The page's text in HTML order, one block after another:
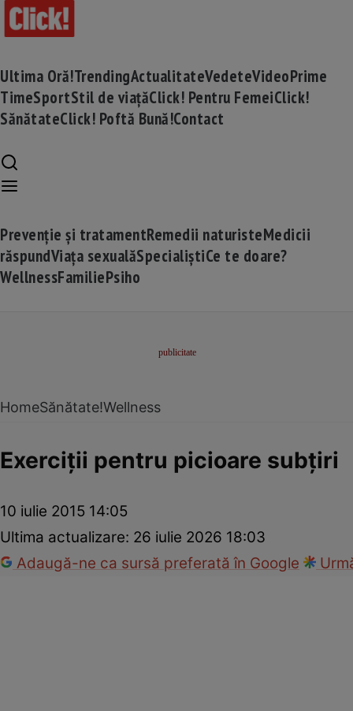
Ultima Oră!TrendingActualitateVedeteVideoPrime
TimeSportStil de viațăClick! Pentru FemeiClick!
SănătateClick! Poftă Bună!Contact
Prevenție și tratamentRemedii naturisteMedicii
răspundViața sexualăSpecialiștiCe te doare?
WellnessFamiliePsiho
HomeSănătate!Wellness
Exerciţii pentru picioare subţiri
10 iulie 2015 14:05
Ultima actualizare: 26 iulie 2026 18:03
Adaugă-ne ca sursă preferată în Google